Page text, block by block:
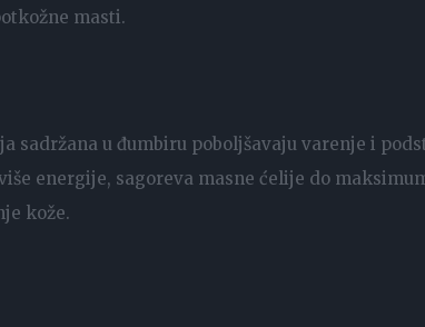
masti.
sadržana u đumbiru poboljšavaju varenje i
energije, sagoreva masne ćelije do
kože.